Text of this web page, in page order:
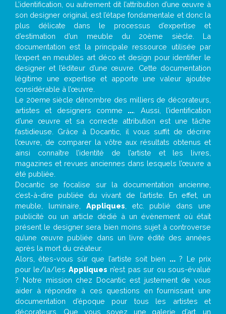
L’identification, ou autrement dit l’attribution d’une œuvre à
son designer original, est l’étape fondamentale et donc la
plus délicate dans le processus d’expertise et
d’estimation d’un meuble du 20ème siècle. La
documentation est la principale ressource utilisée par
l’expert en meubles art déco et design pour identifier le
designer et l’éditeur d’une œuvre. Cette documentation
légitime une expertise et apporte une valeur ajoutée
considérable à l’œuvre.
Le 20eme siècle dénombre des milliers de décorateurs,
artistes et designers comme ... . Aussi, l’identification
d’une œuvre et sa correcte attribution est une tâche
fastidieuse. Grâce à Docantic, il vous suffit de décrire
l’œuvre, de comparer la vôtre aux résultats obtenus et
ainsi connaître l’identité de l’artiste et les livres,
magazines et revues anciennes dans lesquels l’œuvre a
été publiée.
Docantic se focalise sur la documentation ancienne,
c’est-à-dire publiée du vivant de l’artiste. En effet, un
meuble, luminaire, Appliques , etc. publié dans une
publicité ou un article dédié à un évènement où était
présent le designer sera bien moins sujet à controverse
qu’une œuvre publiée dans un livre édité des années
après la mort du créateur.
Alors, êtes-vous sûr que l’artiste soit bien ...? Le prix
pour le/la/les Appliques n’est pas sur ou sous-évalué
? Notre mission chez Docantic est justement de vous
aider à répondre à ces questions en fournissant une
documentation d’époque pour tous les artistes et
décorateurs. Que vous soyez une galerie d’art, un